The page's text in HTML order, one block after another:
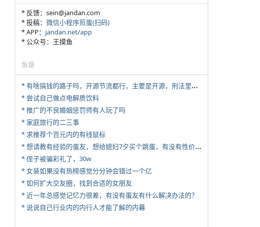
* 反馈：sein@jandan.com
* 投稿： 微信小程序煎蛋(扫码)
* APP： jandan.net/app
* 公众号：王摸鱼
鱼塘
*
有啥搞钱的路子吗，开源节流都行，主要是开源，刑法里的咱不做
* 尝试自己做点电解质饮料
* 推广的不良婚姻惩罚师有人玩了吗
* 家庭旅行的二三事
* 求推荐个百元内的有线鼠标
*
想请教有经验的蛋友，想给媳妇7夕买个跳蛋，有没有性价比高的推荐
* 侄子被骗彩礼了，30w
* 女装如果没有热榜感觉分分钟会错过一个亿
* 如何扩大交友圈，找到合适的女朋友
* 近一年总感觉记忆力很差，有没有蛋友有什么解决办法的？
* 说说自己行业内的内行人才能了解的内幕